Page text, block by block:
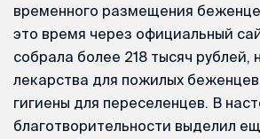
временного размещения
это время через официальный
собрала более 218 тысяч рублей,
лекарства для пожилых
гигиены для переселенцев. В
благотворительности выделил